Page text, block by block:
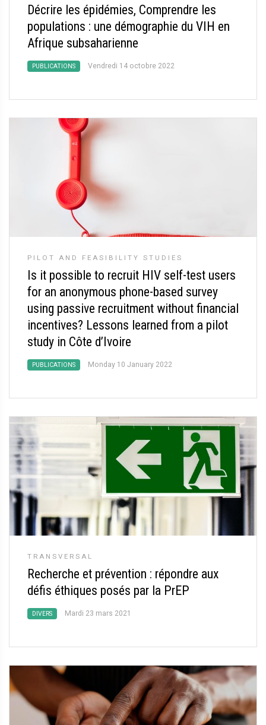
Décrire les épidémies, Comprendre les
populations : une démographie du VIH en
Afrique subsaharienne
PUBLICATIONS Vendredi 14 octobre 2022
PILOT AND FEASIBILITY STUDIES
Is it possible to recruit HIV self-test users
for an anonymous phone-based survey
using passive recruitment without financial
incentives? Lessons learned from a pilot
study in Côte d’Ivoire
PUBLICATIONS Monday 10 January 2022
TRANSVERSAL
Recherche et prévention : répondre aux
défis éthiques posés par la PrEP
DIVERS Mardi 23 mars 2021